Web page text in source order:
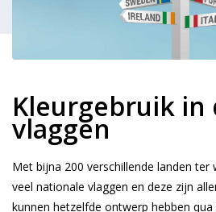
Kleurgebruik in
vlaggen
Met bijna 200 verschillende landen ter
veel nationale vlaggen en deze zijn
kunnen hetzelfde ontwerp hebben